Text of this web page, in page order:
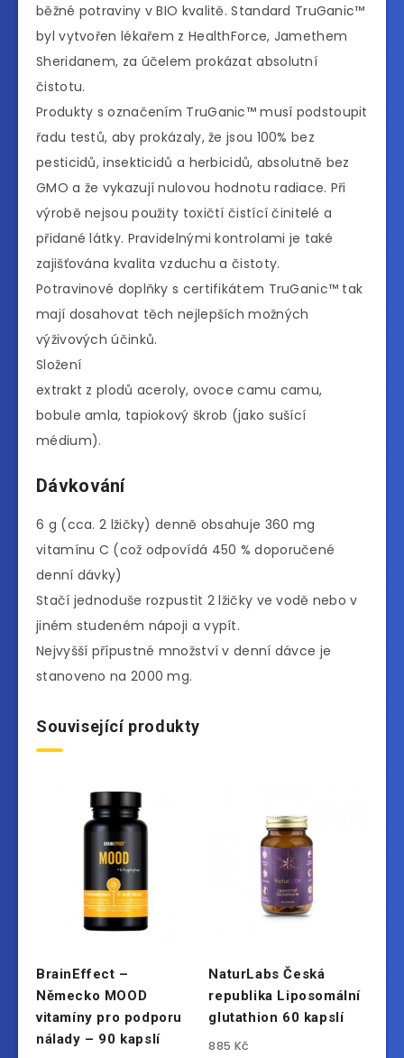
běžné potraviny v BIO kvalitě. Standard TruGanic™
byl vytvořen lékařem z HealthForce, Jamethem
Sheridanem, za účelem prokázat absolutní
čistotu.
Produkty s označením TruGanic™ musí podstoupit
řadu testů, aby prokázaly, že jsou 100% bez
pesticidů, insekticidů a herbicidů, absolutně bez
GMO a že vykazují nulovou hodnotu radiace. Při
výrobě nejsou použity toxičtí čistící činitelé a
přidané látky. Pravidelnými kontrolami je také
zajišťována kvalita vzduchu a čistoty.
Potravinové doplňky s certifikátem TruGanic™ tak
mají dosahovat těch nejlepších možných
výživových účinků.
Složení
extrakt z plodů aceroly, ovoce camu camu,
bobule amla, tapiokový škrob (jako sušící
médium).
Dávkování
6 g (cca. 2 lžičky) denně obsahuje 360 mg
vitamínu C (což odpovídá 450 % doporučené
denní dávky)
Stačí jednoduše rozpustit 2 lžičky ve vodě nebo v
jiném studeném nápoji a vypít.
Nejvyšší přípustné množství v denní dávce je
stanoveno na 2000 mg.
Související produkty
BrainEffect –
Německo MOOD
vitamíny pro podporu
nálady – 90 kapslí
NaturLabs Česká
republika Liposomální
glutathion 60 kapslí
885 Kč